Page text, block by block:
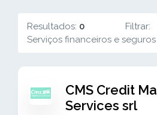
Resultados: 0
Filtrar:
Serviços financeiros e seguros
CMS Credit
Services srl